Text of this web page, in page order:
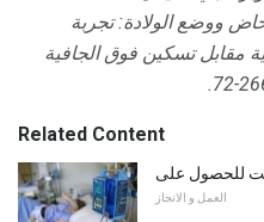
ووضع الولادة: تجربة
مقابل تسكين فوق الجافية
Related Content
العمل و الانجاز